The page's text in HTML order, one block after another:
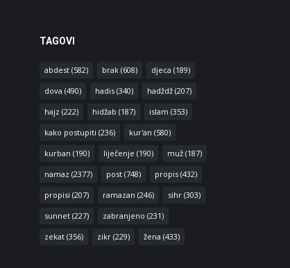
TAGOVI
abdest(582) brak(608) djeca (189)
dova (490) hadis(340) hadždž(207)
hajz (222) hidžab (187) islam (353)
kako postupiti (236) kur'an (580)
kurban (190) liječenje (190) muž(187)
namaz (2377) post(748) propis(432)
propisi (207) ramazan (246) sihr(303)
sunnet(227) zabranjeno (231)
zekat(356) zikr(229) žena (433)